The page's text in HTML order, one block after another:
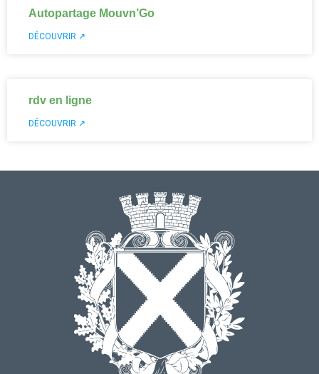
Autopartage Mouvn’Go
DÉCOUVRIR ↗
rdv en ligne
DÉCOUVRIR ↗